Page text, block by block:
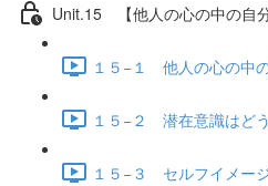
Unit.15 【他人の心の中の自分
１５−１ 他人の心の中
１５−２ 潜在意識はど
１５−３ セルフイメー